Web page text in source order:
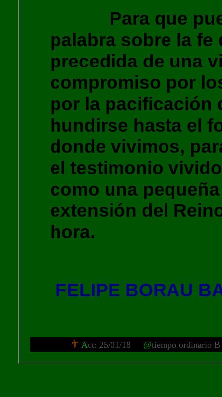
Para que
palabra sobre la fe
precedida de una
compromiso por
por la pacificación
hundirse hasta el
donde vivimos,
el testimonio
como una
extensión del
hora.
FELIPE BORAU
Act: 25/01/18 @tiempo ordinario B